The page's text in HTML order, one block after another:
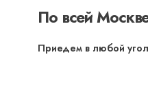
По всей
Приедем в любой